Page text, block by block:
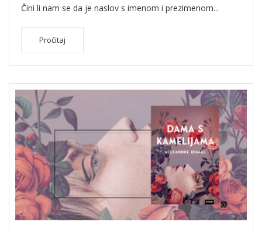
Čini li nam se da je naslov s imenom i prezimenom...
Pročitaj